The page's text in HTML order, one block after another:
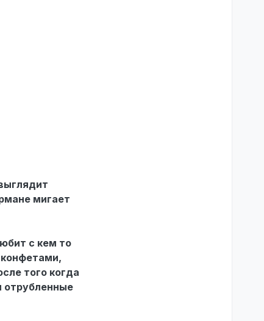
мигает
с кем то
того когда
отрубленные